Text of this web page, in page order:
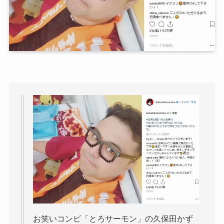
お笑いコンビ「とろサーモン」の久保田かず